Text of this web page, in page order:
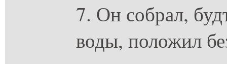
7. Он собрал,
воды, положил